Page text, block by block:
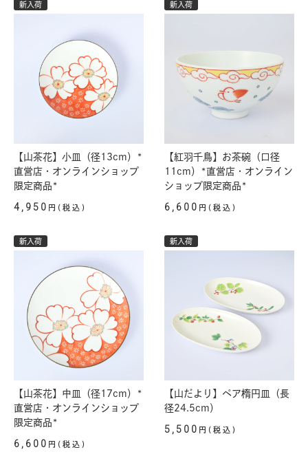
新入荷
【山茶花】小皿（径13cm）*
直営店・オンラインショップ
限定商品*
4,950 円(税込)
新入荷
【紅羽千鳥】お茶碗（口径
11cm）*直営店・オンライン
ショップ限定商品*
6,600 円(税込)
新入荷
【山茶花】中皿（径17cm）*
直営店・オンラインショップ
限定商品*
6,600 円(税込)
新入荷
【山だより】ペア楕円皿（長
径24.5cm）
5,500 円(税込)